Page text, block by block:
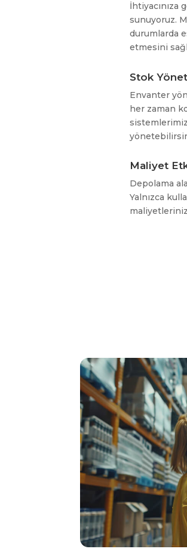
İhtiyacınıza
sunuyoruz.
durumlarda
etmesini
Stok
Envanter
her zaman
Maliyet
Depolama
Yalnızca